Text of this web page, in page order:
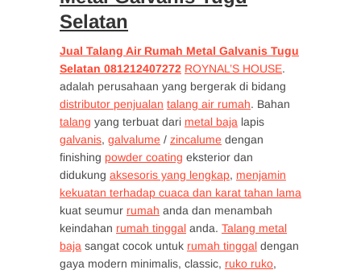
Selatan
Jual Talang Air Rumah Metal Galvanis Tugu
Selatan 081212407272 ROYNAL’S HOUSE.
adalah perusahaan yang bergerak di bidang
distributor penjualan talang air rumah. Bahan
talang yang terbuat dari metal baja lapis
galvanis, galvalume / zincalume dengan
finishing powder coating eksterior dan
didukung aksesoris yang lengkap, menjamin
kekuatan terhadap cuaca dan karat tahan lama
kuat seumur rumah anda dan menambah
keindahan rumah tinggal anda. Talang metal
baja sangat cocok untuk rumah tinggal dengan
gaya modern minimalis, classic, ruko ruko,